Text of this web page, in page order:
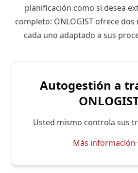
planificación como si desea
completo: ONLOGIST ofrece
cada uno adaptado a sus
Autogestión a
Usted mismo controla sus
Más información